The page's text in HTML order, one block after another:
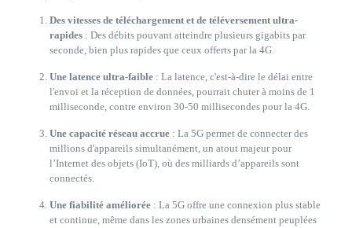
Des vitesses de téléchargement et de téléversement ultra-
rapides : Des débits pouvant atteindre plusieurs gigabits par
seconde, bien plus rapides que ceux offerts par la 4G.
Une latence ultra-faible : La latence, c'est-à-dire le délai entre
l'envoi et la réception de données, pourrait chuter à moins de 1
milliseconde, contre environ 30-50 millisecondes pour la 4G.
Une capacité réseau accrue : La 5G permet de connecter des
millions d'appareils simultanément, un atout majeur pour
l’Internet des objets (IoT), où des milliards d’appareils sont
connectés.
Une fiabilité améliorée : La 5G offre une connexion plus stable
et continue, même dans les zones urbaines densément peuplées